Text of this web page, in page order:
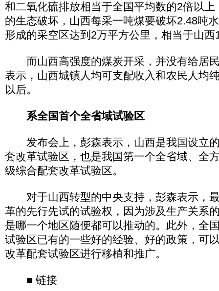
和二氧化硫排放相当于全国平均数的2倍以
的生态破坏，山西每采一吨煤要破坏2.48吨
形成的采空区达到2万平方公里，相当于山西
而山西高强度的煤炭开采，并没有给居
表示，山西城镇人均可支配收入和农民人均
以后。
系全国首个全省域试验区
发布会上，彭森表示，山西是我国设立
套改革试验区，也是我国第一个全省域、全
级综合配套改革试验区。
对于山西转型的中央支持，彭森表示，
革的先行先试的试验权，因为涉及生产关系
是哪一个地区随便都可以推动的。此外，全
试验区已有的一些好的经验、好的政策，可
改革配套试验区进行移植和推广。
■ 链接